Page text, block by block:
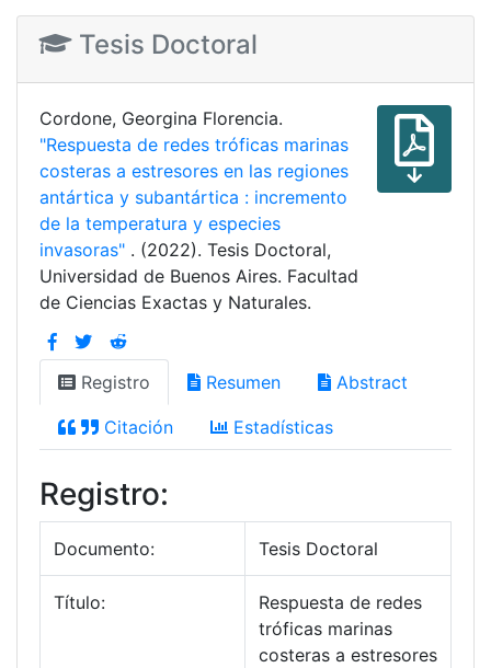
Tesis Doctoral
Cordone, Georgina Florencia.
"Respuesta de redes tróficas marinas
costeras a estresores en las regiones
antártica y subantártica : incremento
de la temperatura y especies
invasoras" . (2022). Tesis Doctoral,
Universidad de Buenos Aires. Facultad
de Ciencias Exactas y Naturales.
Registro Resumen Abstract
Citación Estadísticas
Registro:
Documento: Tesis Doctoral
Título:
Respuesta de redes
tróficas marinas
costeras a estresores